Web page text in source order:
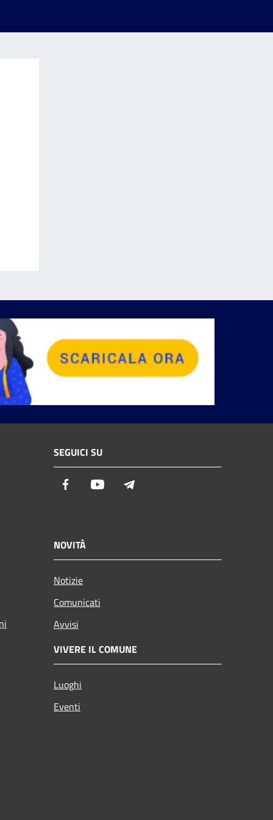
SEGUICI SU
Facebook Youtube
NOVITÀ
Notizie
Comunicati
Avvisi
VIVERE IL COMUNE
Luoghi
Eventi